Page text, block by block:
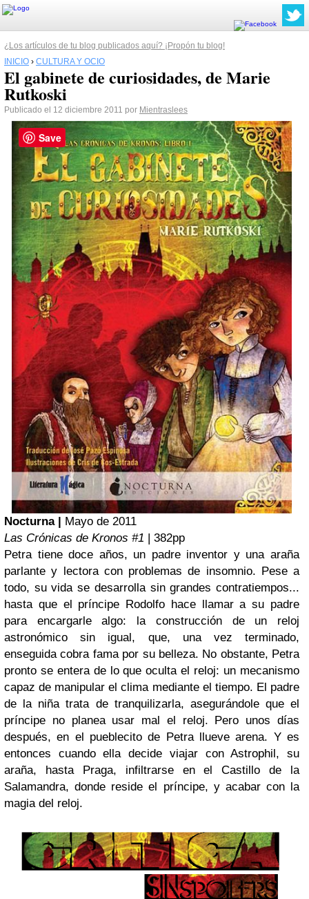
¿Los artículos de tu blog publicados aquí? ¡Propón tu blog!
INICIO › CULTURA Y OCIO
El gabinete de curiosidades, de Marie
Rutkoski
Publicado el 12 diciembre 2011 por Mientraslees
Nocturna| Mayo de 2011
Las Crónicas de Kronos #1 | 382pp
Petra tiene doce años, un padre inventor y una araña
parlante y lectora con problemas de insomnio. Pese a
todo, su vida se desarrolla sin grandes contratiempos...
hasta que el príncipe Rodolfo hace llamar a su padre
para encargarle algo: la construcción de un reloj
astronómico sin igual, que, una vez terminado,
enseguida cobra fama por su belleza. No obstante, Petra
pronto se entera de lo que oculta el reloj: un mecanismo
capaz de manipular el clima mediante el tiempo. El padre
de la niña trata de tranquilizarla, asegurándole que el
príncipe no planea usar mal el reloj. Pero unos días
después, en el pueblecito de Petra llueve arena. Y es
entonces cuando ella decide viajar con Astrophil, su
araña, hasta Praga, infiltrarse en el Castillo de la
Salamandra, donde reside el príncipe, y acabar con la
magia del reloj.
Save